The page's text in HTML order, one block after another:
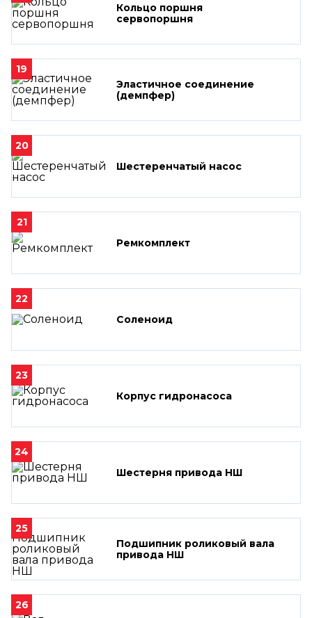
Кольцо поршня
сервопоршня
19
Эластичное соединение
(демпфер)
20
Шестеренчатый насос
21
Ремкомплект
22
Соленоид
23
Корпус гидронасоса
24
Шестерня привода НШ
25
Подшипник роликовый вала
привода НШ
26